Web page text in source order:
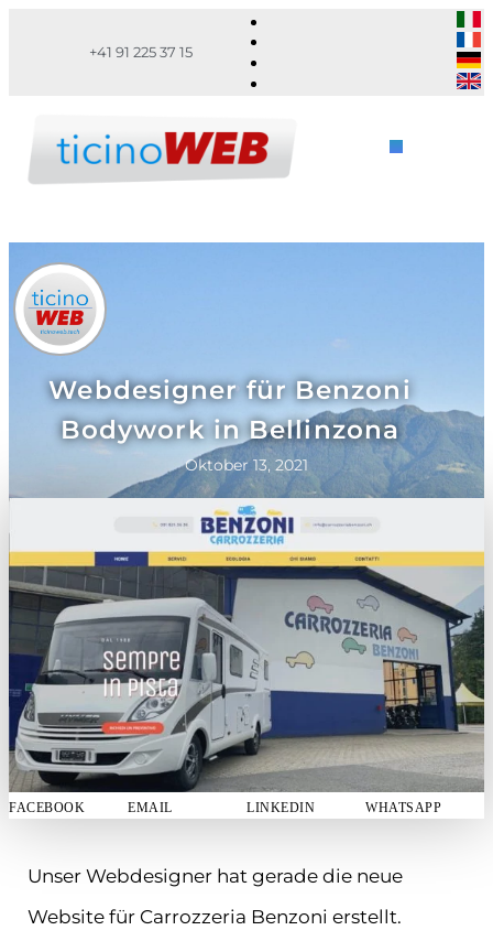
+41 91 225 37 15
Webdesigner für Benzoni
Bodywork in Bellinzona
Oktober 13, 2021
FACEBOOK EMAIL LINKEDIN WHATSAPP
Unser Webdesigner hat gerade die neue
Website für Carrozzeria Benzoni erstellt.